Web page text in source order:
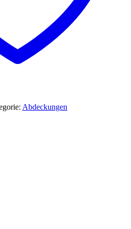
Abdeckungen